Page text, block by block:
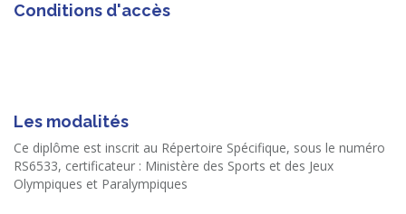
Conditions d'accès
Les modalités
Ce diplôme est inscrit au Répertoire Spécifique, sous le numéro
RS6533, certificateur : Ministère des Sports et des Jeux
Olympiques et Paralympiques